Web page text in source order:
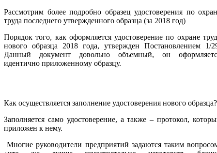
Рассмотрим более подробно образец удостоверения по
труда последнего утвержденного образца (за 2018 год)
Порядок того, как оформляется удостоверение по охране
нового образца 2018 года, утвержден Постановлением 1/
Данный документ довольно объемный, он
идентично приложенному образцу.
Как осуществляется заполнение удостоверения нового образца?
Заполняется само удостоверение, а также – протокол,
приложен к нему.
Многие руководители предприятий задаются таким